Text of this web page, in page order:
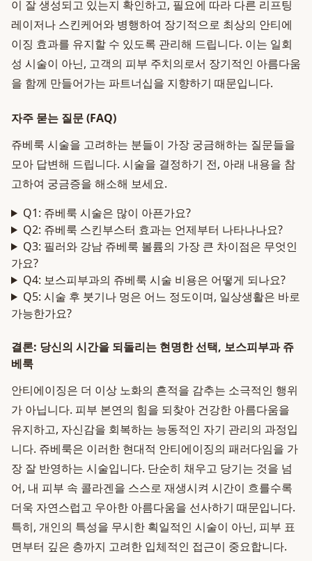
이 잘 생성되고 있는지 확인하고, 필요에 따라 다른 리프팅
레이저나 스킨케어와 병행하여 장기적으로 최상의 안티에
이징 효과를 유지할 수 있도록 관리해 드립니다. 이는 일회
성 시술이 아닌, 고객의 피부 주치의로서 장기적인 아름다움
을 함께 만들어가는 파트너십을 지향하기 때문입니다.
자주 묻는 질문 (FAQ)
쥬베룩 시술을 고려하는 분들이 가장 궁금해하는 질문들을
모아 답변해 드립니다. 시술을 결정하기 전, 아래 내용을 참
고하여 궁금증을 해소해 보세요.
Q1: 쥬베룩 시술은 많이 아픈가요?
Q2: 쥬베룩 스킨부스터 효과는 언제부터 나타나나요?
Q3: 필러와 강남 쥬베룩 볼륨의 가장 큰 차이점은 무엇인
가요?
Q4: 보스피부과의 쥬베룩 시술 비용은 어떻게 되나요?
Q5: 시술 후 붓기나 멍은 어느 정도이며, 일상생활은 바로
가능한가요?
결론: 당신의 시간을 되돌리는 현명한 선택, 보스피부과 쥬
베룩
안티에이징은 더 이상 노화의 흔적을 감추는 소극적인 행위
가 아닙니다. 피부 본연의 힘을 되찾아 건강한 아름다움을
유지하고, 자신감을 회복하는 능동적인 자기 관리의 과정입
니다. 쥬베룩은 이러한 현대적 안티에이징의 패러다임을 가
장 잘 반영하는 시술입니다. 단순히 채우고 당기는 것을 넘
어, 내 피부 속 콜라겐을 스스로 재생시켜 시간이 흐를수록
더욱 자연스럽고 우아한 아름다움을 선사하기 때문입니다.
특히, 개인의 특성을 무시한 획일적인 시술이 아닌, 피부 표
면부터 깊은 층까지 고려한 입체적인 접근이 중요합니다.